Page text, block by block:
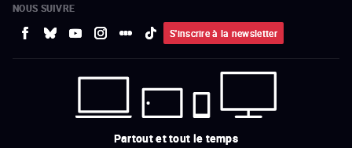
NOUS SUIVRE
S'inscrire à la newsletter
Partout et tout le temps